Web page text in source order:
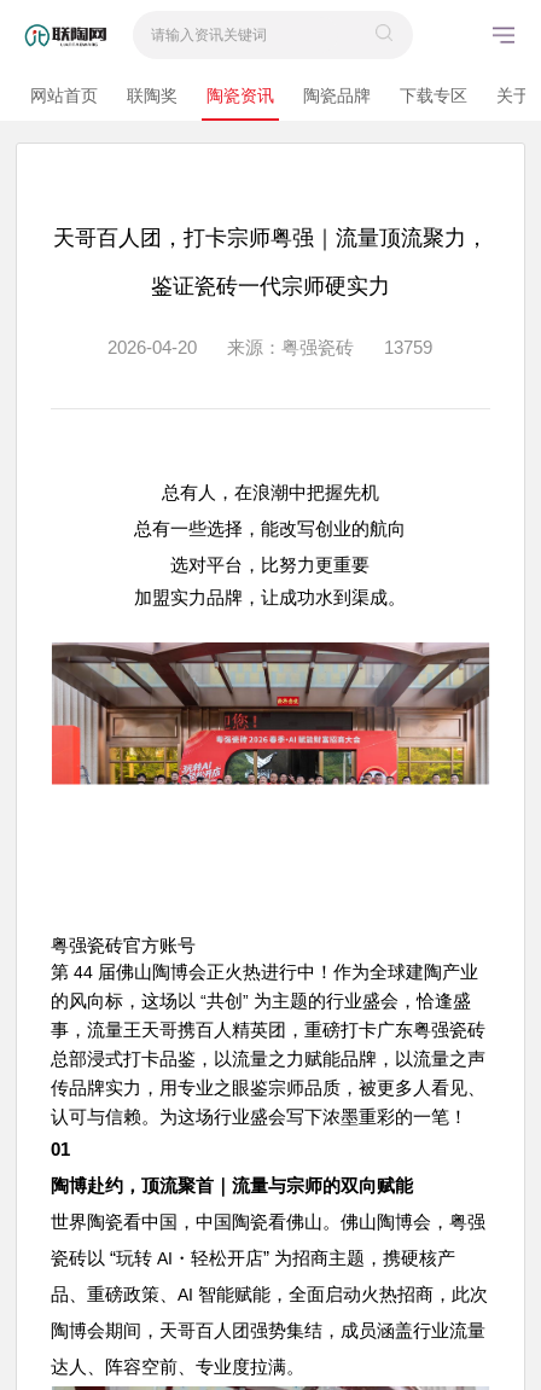
网站首页 联陶奖 陶瓷资讯 陶瓷品牌 下载专区 关于
天哥百人团，打卡宗师粤强｜流量顶流聚力，
鉴证瓷砖一代宗师硬实力
2026-04-20 来源：粤强瓷砖 13759
总有人，在浪潮中把握先机
总有一些选择，能改写创业的航向
选对平台，比努力更重要
加盟实力品牌，让成功水到渠成。
粤强瓷砖官方账号
第 44 届佛山陶博会正火热进行中！作为全球建陶产业
的风向标，这场以 “共创” 为主题的行业盛会，恰逢盛
事，流量王天哥携百人精英团，重磅打卡广东粤强瓷砖
总部浸式打卡品鉴，以流量之力赋能品牌，以流量之声
传品牌实力，用专业之眼鉴宗师品质，被更多人看见、
认可与信赖。为这场行业盛会写下浓墨重彩的一笔！
01
陶博赴约，顶流聚首｜流量与宗师的双向赋能
世界陶瓷看中国，中国陶瓷看佛山。佛山陶博会，粤强
瓷砖以 “玩转 AI ・轻松开店” 为招商主题，携硬核产
品、重磅政策、AI 智能赋能，全面启动火热招商，此次
陶博会期间，天哥百人团强势集结，成员涵盖行业流量
达人、阵容空前、专业度拉满。